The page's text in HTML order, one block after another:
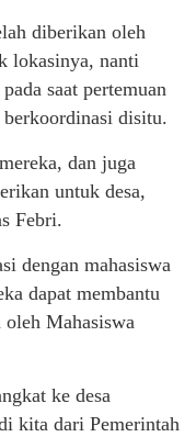
diberikan oleh
lokasinya, nanti
saat pertemuan
disitu.
dan juga
untuk desa,
Febri.
dengan mahasiswa
dapat membantu
oleh Mahasiswa
ke desa
kita dari Pemerintah